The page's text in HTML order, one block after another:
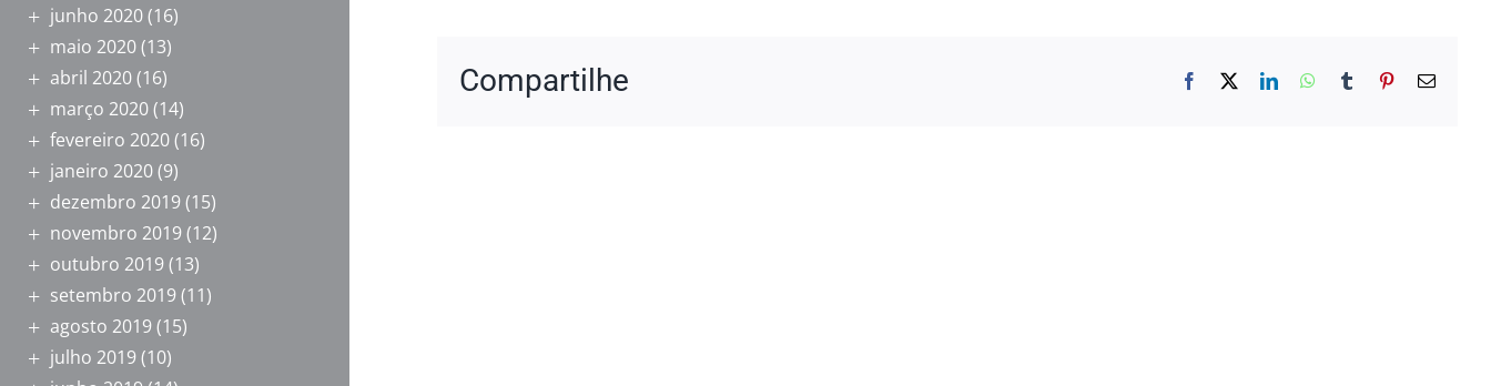
Compartilhe Facebook LinkedInWhatsApp
Tumblr Pinterest
E-
junho 2020(16)
maio 2020(13)
abril 2020(16)
março 2020(14)
fevereiro 2020(16)
janeiro 2020(9)
dezembro 2019(15)
novembro 2019(12)
outubro 2019(13)
setembro 2019(11)
agosto 2019(15)
julho 2019(10)